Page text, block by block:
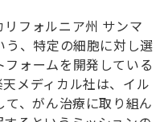
フォルニア州 サンマ
う、特定の細胞に対し選
ォームを開発している
メディカル社は、イル
、がん治療に取り組ん